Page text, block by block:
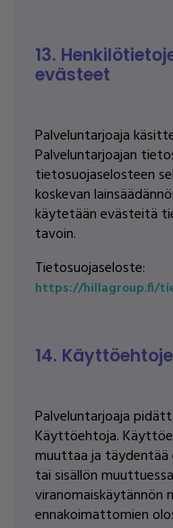
13.
evästeet
Palveluntarjoaja
Palveluntarjoajan
tietosuojaselosteen
koskevan
käytetään evästeitä
tavoin.
Tietosuojaseloste:
https://hillagroup.fi/
14.
Palveluntarjoaja
Käyttöehtoja.
muuttaa ja täydentää
tai sisällön
viranomaiskäytännön
ennakoimattomien